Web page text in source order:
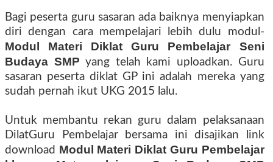
Bagi peserta guru sasaran ada baiknya menyiapkan
diri dengan cara mempelajari lebih dulu modul-
Modul Materi Diklat Guru Pembelajar Seni
Budaya SMP yang telah kami uploadkan. Guru
sasaran peserta diklat GP ini adalah mereka yang
sudah pernah ikut UKG 2015 lalu.
Untuk membantu rekan guru dalam pelaksanaan
DilatGuru Pembelajar bersama ini disajikan link
download Modul Materi Diklat Guru Pembelajar